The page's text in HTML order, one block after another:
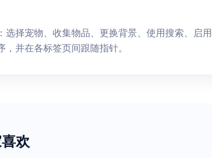
择宠物、收集物品、更换背景、使用搜索、启用
并在各标签页间跟随指针。
欢